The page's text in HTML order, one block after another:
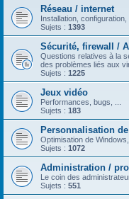
Réseau / internet
Installation,
Sujets : 1393
Sécurité, firewall /
Questions relatives à la
des problèmes liés aux
Sujets : 1225
Jeux vidéo
Performances, bugs, ...
Sujets : 183
Personnalisation
Optimisation de
Sujets : 1072
Administration /
Le coin des
Sujets : 551